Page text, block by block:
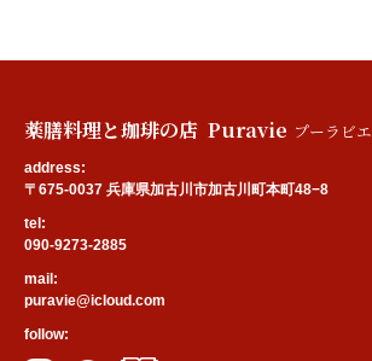
薬膳料理と珈琲の店 Puravie プーラビエ
address:
〒675-0037 兵庫県加古川市加古川町本町48−8
tel:
090-9273-2885
mail:
puravie@icloud.com
follow: